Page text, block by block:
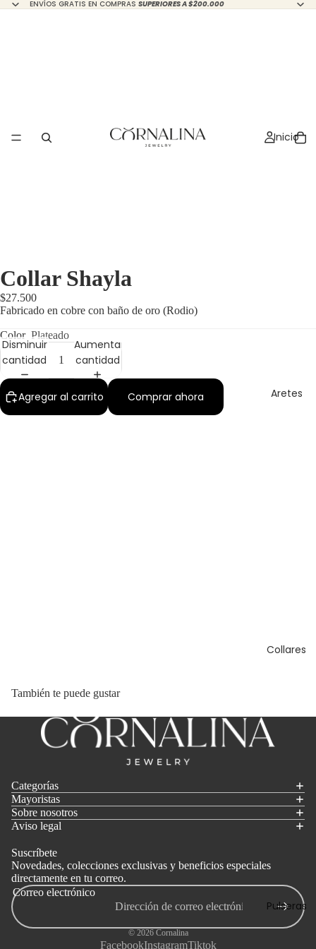
ENVÍOS GRATIS EN COMPRAS SUPERIORES A $200.000
Inicio
Aretes
Collares
Pulseras
Collar Shayla
$27.500
Fabricado en cobre con baño de oro (Rodio)
Color Plateado
Disminuir
cantidad
Aumentar
cantidad
Agregar al carrito Comprar ahora
También te puede gustar
Categorías
Mayoristas
Sobre nosotros
Aviso legal
Suscríbete
Novedades, colecciones exclusivas y beneficios especiales
directamente en tu correo.
Correo electrónico
© 2026 Cornalina
FacebookInstagramTiktok